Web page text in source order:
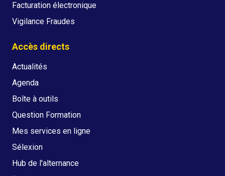
Facturation électronique
Vigilance Fraudes
Accès directs
Actualités
Agenda
Boîte à outils
Question Formation
Mes services en ligne
Sélexion
Hub de l'alternance